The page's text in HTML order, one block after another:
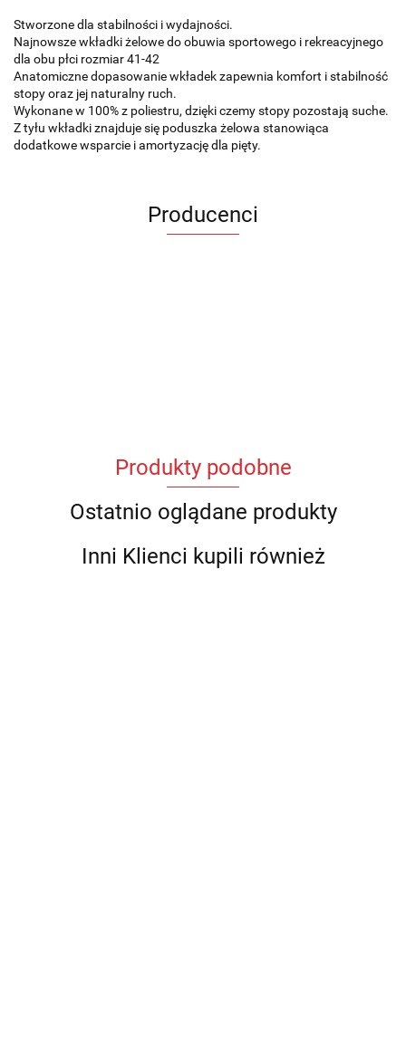
Stworzone dla stabilności i wydajności.
Najnowsze wkładki żelowe do obuwia sportowego i rekreacyjnego
dla obu płci rozmiar 41-42
Anatomiczne dopasowanie wkładek zapewnia komfort i stabilność
stopy oraz jej naturalny ruch.
Wykonane w 100% z poliestru, dzięki czemy stopy pozostają suche.
Z tyłu wkładki znajduje się poduszka żelowa stanowiąca
dodatkowe wsparcie i amortyzację dla pięty.
Producenci
Produkty podobne
Ostatnio oglądane produkty
Inni Klienci kupili również